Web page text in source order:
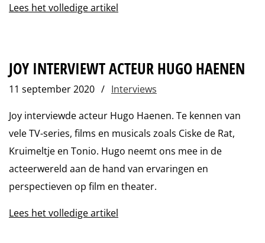
Lees het volledige artikel
JOY INTERVIEWT ACTEUR HUGO HAENEN
11 september 2020 / Interviews
Joy interviewde acteur Hugo Haenen. Te kennen van
vele TV-series, films en musicals zoals Ciske de Rat,
Kruimeltje en Tonio. Hugo neemt ons mee in de
acteerwereld aan de hand van ervaringen en
perspectieven op film en theater.
Lees het volledige artikel